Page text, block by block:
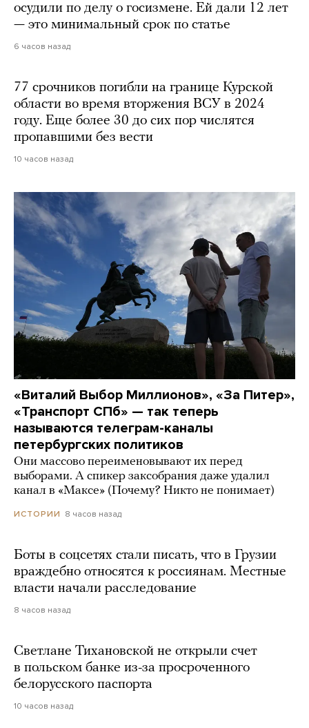
осудили по делу о госизмене. Ей дали 12 лет
— это минимальный срок по статье
6 часов назад
77 срочников погибли на границе Курской
области во время вторжения ВСУ в 2024
году. Еще более 30 до сих пор числятся
пропавшими без вести
10 часов назад
«Виталий Выбор Миллионов», «За Питер»,
«Транспорт СПб» — так теперь
называются телеграм-каналы
петербургских политиков
Они массово переименовывают их перед
выборами. А спикер заксобрания даже удалил
канал в «Максе» (Почему? Никто не понимает)
ИСТОРИИ 8 часов назад
Боты в соцсетях стали писать, что в Грузии
враждебно относятся к россиянам. Местные
власти начали расследование
8 часов назад
Светлане Тихановской не открыли счет
в польском банке из-за просроченного
белорусского паспорта
10 часов назад